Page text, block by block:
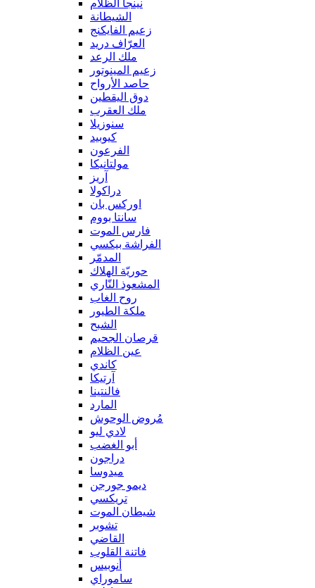
نينجا الظّلام
الشيطانة
زعيم الفايكنج
العرّاف دريد
ملك الرعد
زعيم المينوتور
حاصد الأرواح
دوق اليقطين
ملك العقرب
سنوزيلا
كيوبيد
الفرعون
مولتانيكا
آريز
دراكولا
اوركس بان
سانتا بووم
فارس الموت
الفراشة بيكسي
المدمّر
حوريّة الهلاك
المشعوذ النّاري
روح الغاب
ملكة الطيور
الشبح
قرصان الجحيم
عين الظلام
كاندي
آرتيكا
فالنتينا
المارد
مُروض الوحوش
لادي ليو
أبو الغضب
دراجون
ميدوسا
ديمو جورجن
تريكسي
شيطان الموت
تشوبر
القاضي
فاتنة القلوب
أنوبيس
ساموراي